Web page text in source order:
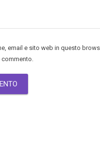
email e sito web in questo